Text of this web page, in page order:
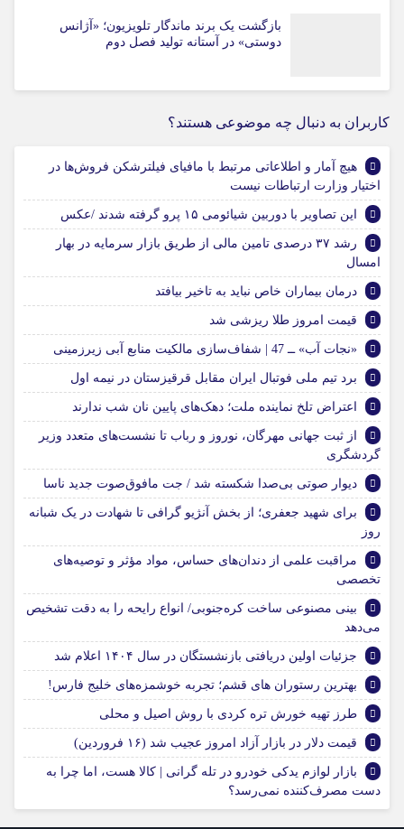
بازگشت یک برند ماندگار تلویزیون؛ «آژانس
دوستی» در آستانه تولید فصل دوم
کاربران به دنبال چه موضوعی هستند؟
هیچ آمار و اطلاعاتی مرتبط با مافیای فیلترشکن‌ فروش‌ها در
اختیار وزارت ارتباطات نیست
این تصاویر با دوربین شیائومی ۱۵ پرو گرفته شدند /عکس
رشد ۳۷ درصدی تامین مالی از طریق بازار سرمایه در بهار
امسال
درمان بیماران خاص نباید به تاخیر بیافتد
قیمت امروز طلا ریزشی شد
«نجات آب» ــ 47 | شفاف‌سازی مالکیت منابع آبی زیرزمینی
برد تیم ملی فوتبال ایران مقابل قرقیزستان در نیمه اول
اعتراض تلخ نماینده ملت؛ دهک‌های پایین نان شب ندارند
از ثبت جهانی مهرگان، نوروز و رباب تا نشست‌های متعدد وزیر
گردشگری
دیوار صوتی بی‌صدا شکسته شد / جت مافوق‌صوت جدید ناسا
برای شهید جعفری؛ از بخش آنژیو گرافی تا شهادت در یک شبانه
روز
مراقبت علمی از دندان‌های حساس، مواد مؤثر و توصیه‌های
تخصصی
بینی مصنوعی ساخت کره‌جنوبی/ انواع رایحه را به دقت تشخیص
می‌دهد
جزئیات اولین دریافتی بازنشستگان در سال ۱۴۰۴ اعلام شد
بهترین رستوران های قشم؛ تجربه خوشمزه‌های خلیج فارس!
طرز تهیه خورش تره کردی با روش اصیل و محلی
قیمت دلار در بازار آزاد امروز عجیب شد (۱۶ فروردین)
بازار لوازم یدکی خودرو در تله گرانی | کالا هست، اما چرا به
دست مصرف‌کننده نمی‌رسد؟